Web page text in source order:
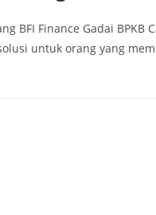
BFI Finance Gadai
untuk orang yang